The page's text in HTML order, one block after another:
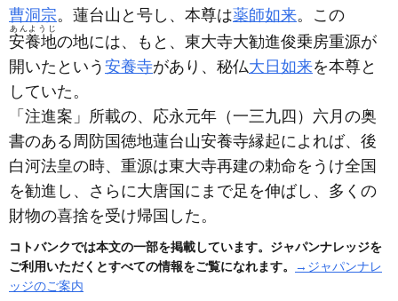
曹洞宗。蓮台山と号し、本尊は薬師如来。この
安養地
あんようじ
の地には、もと、東大寺大勧進俊乗房重源が
開いたという 安養寺があり、秘仏大日如来を本尊と
していた。
「注進案」所載の、応永元年 （一三九四） 六月の奥
書のある周防国徳地蓮台山安養寺縁起によれば、後
白河法皇の時、重源は東大寺再建の勅命をうけ全国
を勧進し、さらに大唐国にまで足を伸ばし、多くの
財物の喜捨を受け帰国した。
コトバンクでは本文の一部を掲載しています。ジャパンナレッジを
ご利用いただくとすべての情報をご覧になれます。
→ジャパンナレ
ッジのご案内